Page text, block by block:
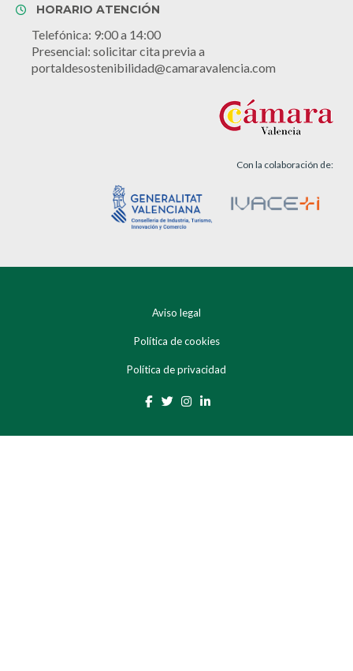
HORARIO ATENCIÓN
Telefónica: 9:00 a 14:00
Presencial: solicitar cita previa a
portaldesostenibilidad@camaravalencia.com
Con la colaboración de:
Aviso legal
Política de cookies
Política de privacidad